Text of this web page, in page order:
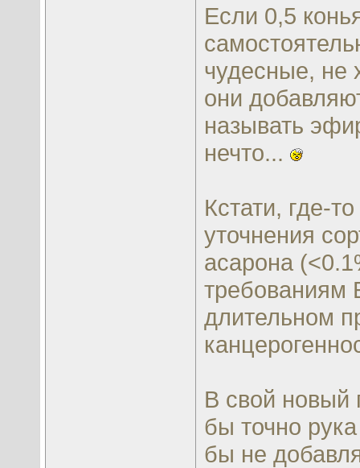
Если 0,5
чудесные, не
они
называть
нечто...
Кстати, где-
уточнения
асарона
требованиям
длительном
В свой новый
бы точно
бы не